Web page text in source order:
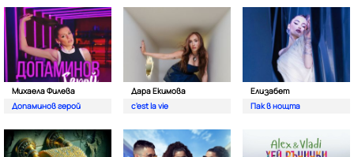
Михаела Филева
Допаминов герой
Дара Екимова
c'est la vie
Елизабет
Пак в нощта